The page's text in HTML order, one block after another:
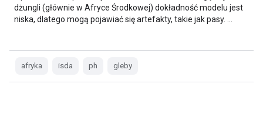
dżungli (głównie w Afryce Środkowej) dokładność modelu jest
niska, dlatego mogą pojawiać się artefakty, takie jak pasy. …
afryka isda ph gleby